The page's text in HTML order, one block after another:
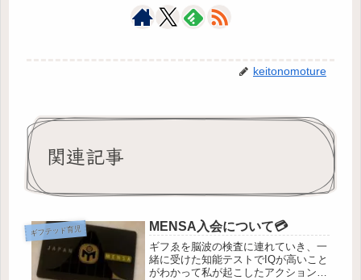
keitonomoture
関連記事
ギフテッド育児 MENSA入会について💳
ギフゑを脳波の検査に連れていき、一
緒に受けた知能テストでIQが高いこと
がわかって私が起こしたアクションは